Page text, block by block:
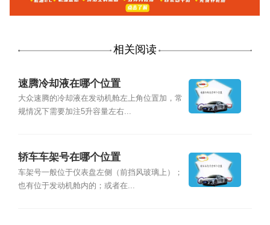
相关阅读
速腾冷却液在哪个位置
大众速腾的冷却液在发动机舱左上角位置加，常
规情况下需要加注5升容量左右...
轿车车架号在哪个位置
车架号一般位于仪表盘左侧（前挡风玻璃上）；
也有位于发动机舱内的；或者在...